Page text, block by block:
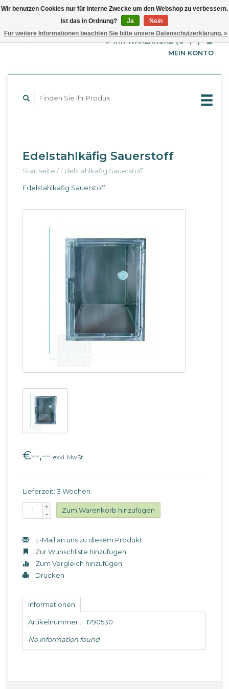
EUR
GBP
USD
English
Français
IHR WARENKORB (€--,--)
MEIN KONTO
Edelstahlkäfig Sauerstoff
Startseite /Edelstahlkäfig Sauerstoff
Edelstahlkäfig Sauerstoff
€--,-- exkl. MwSt.
Lieferzeit: 3 Wochen
+
-
Zum Warenkorb hinzufügen
E-Mail an uns zu diesem Produkt
Zur Wunschliste hinzufügen
Zum Vergleich hinzufügen
Drucken
Informationen
Artikelnummer:: 1790530
No information found
Wir benutzen Cookies nur für interne Zwecke um den Webshop zu verbessern.
Ist das in Ordnung?
Ja
Nein
Für weitere Informationen beachten Sie bitte unsere Datenschutzerklärung. »